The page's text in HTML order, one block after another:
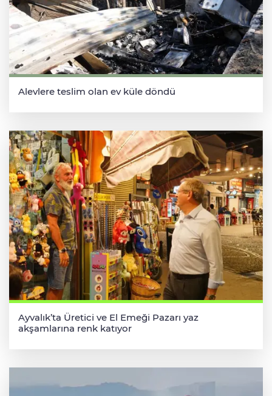
Alevlere teslim olan ev küle döndü
Ayvalık’ta Üretici ve El Emeği Pazarı yaz
akşamlarına renk katıyor